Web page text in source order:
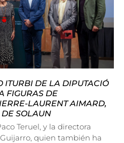
ITURBI DE LA DIPUTACIÓ
FIGURAS DE
LAURENT AIMARD,
DE SOLAUN
Teruel, y la directora
quien también ha